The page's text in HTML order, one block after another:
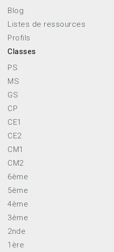
Blog
Listes de ressources
Profils
Classes
PS
MS
GS
CP
CE1
CE2
CM1
CM2
6ème
5ème
4ème
3ème
2nde
1ère